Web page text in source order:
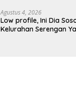
Agustus 4, 2026
Low profile, Ini Dia
Kelurahan Serengan